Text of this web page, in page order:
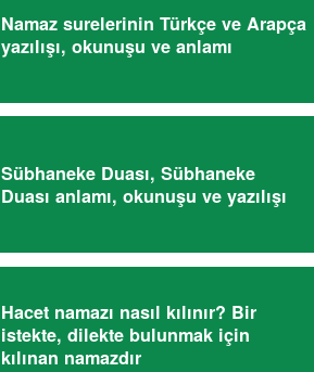
Namaz surelerinin Türkçe ve Arapça
yazılışı, okunuşu ve anlamı
Sübhaneke Duası, Sübhaneke
Duası anlamı, okunuşu ve yazılışı
Hacet namazı nasıl kılınır? Bir
istekte, dilekte bulunmak için
kılınan namazdır